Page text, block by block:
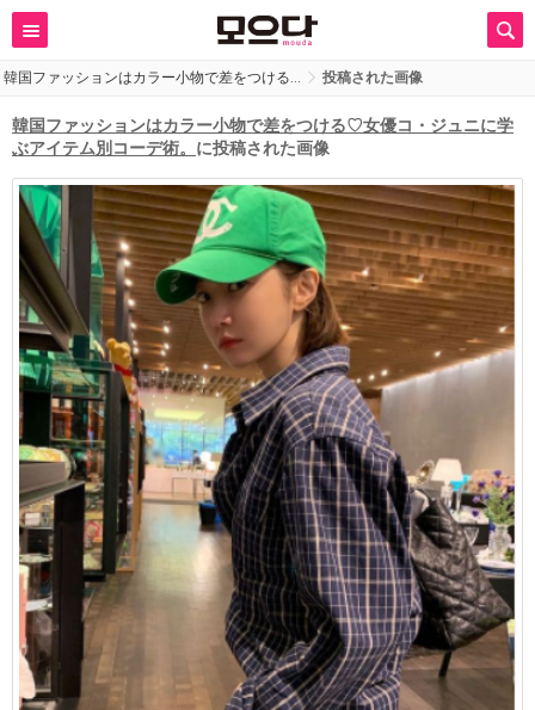
韓国ファッションはカラー小物で差をつける… 投稿された画像
韓国ファッションはカラー小物で差をつける♡女優コ・ジュニに学
ぶアイテム別コーデ術。 に投稿された画像